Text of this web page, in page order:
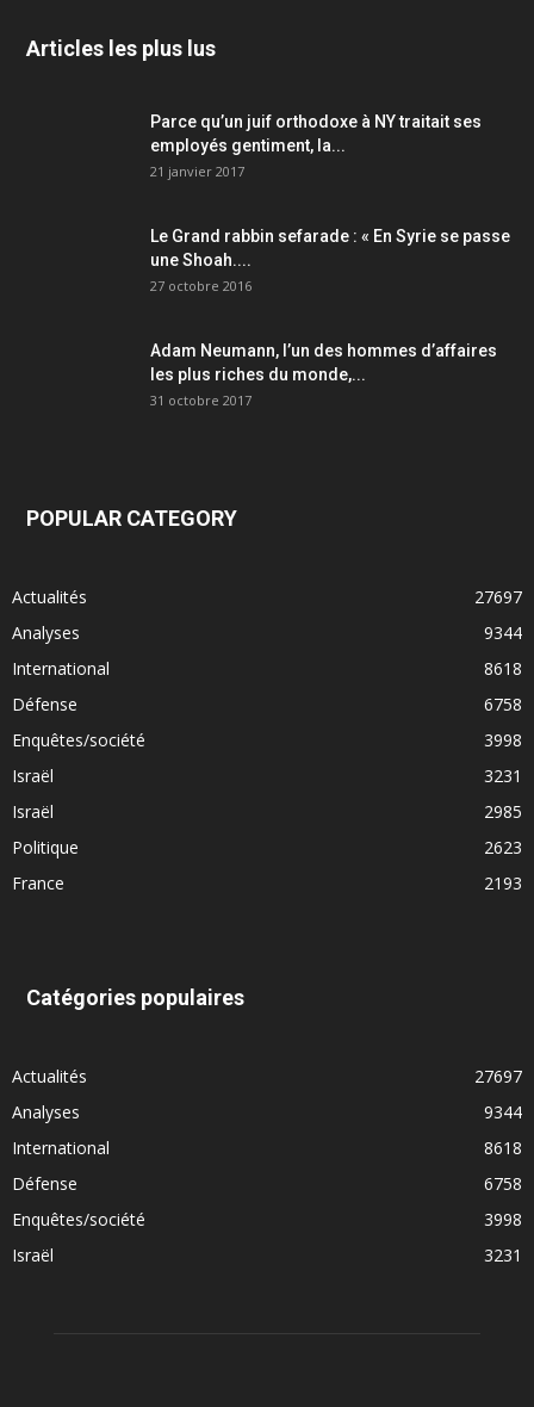
Articles les plus lus
Parce qu’un juif orthodoxe à NY traitait ses
employés gentiment, la...
21 janvier 2017
Le Grand rabbin sefarade : « En Syrie se passe
une Shoah....
27 octobre 2016
Adam Neumann, l’un des hommes d’affaires
les plus riches du monde,...
31 octobre 2017
POPULAR CATEGORY
Actualités
27697
Analyses
9344
International
8618
Défense
6758
Enquêtes/société
3998
Israël
3231
Israël
2985
Politique
2623
France
2193
Catégories populaires
Actualités
27697
Analyses
9344
International
8618
Défense
6758
Enquêtes/société
3998
Israël
3231